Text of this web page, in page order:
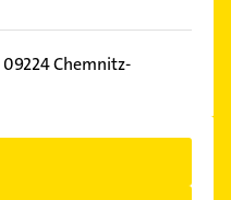
09224Chemnitz-